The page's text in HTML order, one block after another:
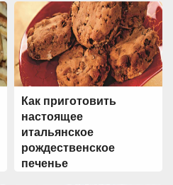
Как приготовить
настоящее
итальянское
рождественское
печенье